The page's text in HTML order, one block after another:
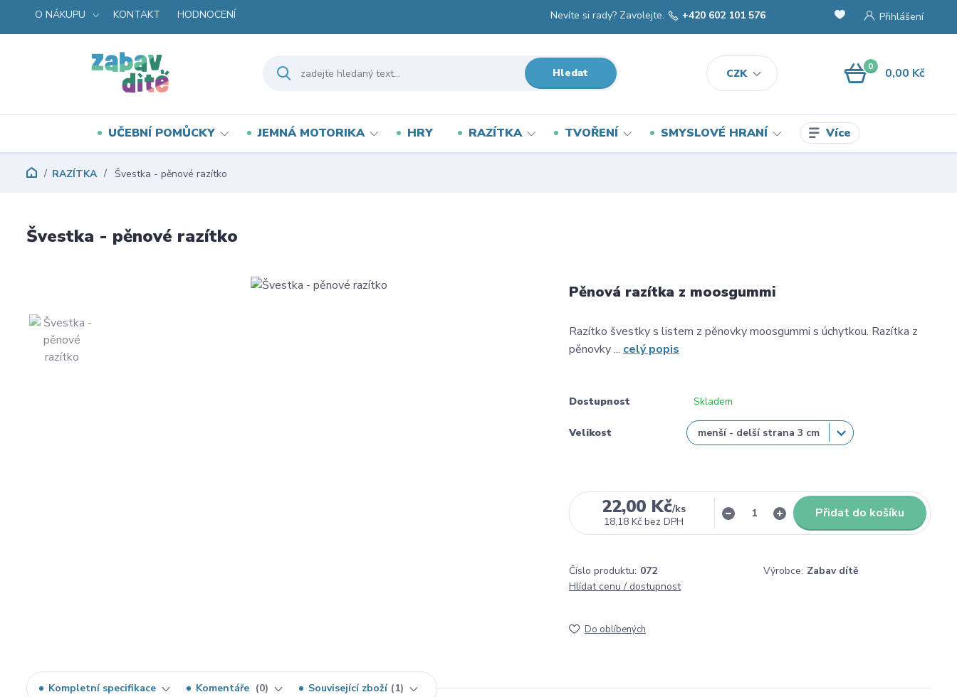
O NÁKUPU KONTAKT HODNOCENÍ
CZK
Přihlášení
Hledat
Nevíte si rady? Zavolejte. +420 602 101 576
0 0,00 Kč
UČEBNÍ POMŮCKY JEMNÁ MOTORIKA HRY RAZÍTKA TVOŘENÍ SMYSLOVÉ HRANÍ Více
RAZÍTKA Švestka - pěnové razítko
Švestka - pěnové razítko
Pěnová razítka z moosgummi
Razítko švestky s listem z pěnovky moosgummi s úchytkou. Razítka z
pěnovky ... celý popis
Dostupnost Skladem
Velikost
22,00 Kč/ks
18,18 Kč bez DPH
Přidat do košíku
Číslo produktu: 072 Výrobce: Zabav dítě
Hlídat cenu / dostupnost
Do oblíbených
Kompletní specifikace Komentáře 0 Související zboží 1